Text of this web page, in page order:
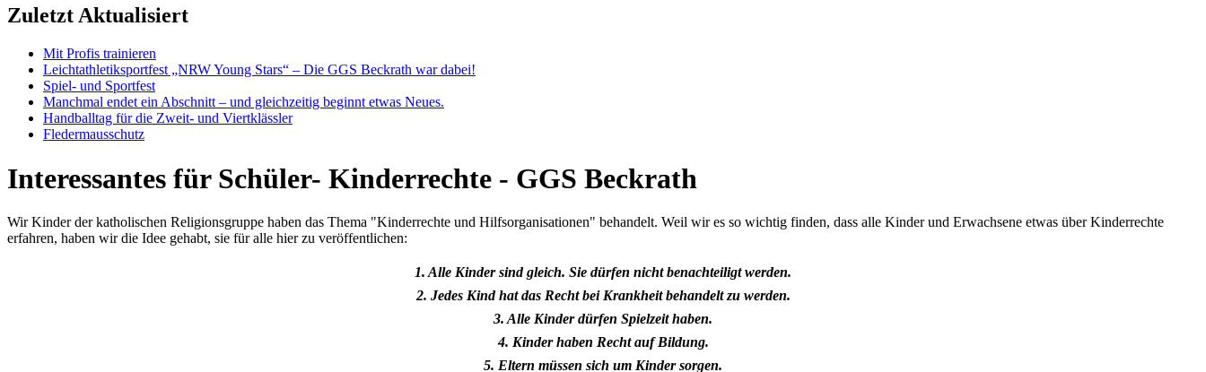
Zuletzt Aktualisiert
Mit Profis trainieren
Leichtathletiksportfest „NRW Young Stars“ – Die GGS Beckrath war dabei!
Spiel- und Sportfest
Manchmal endet ein Abschnitt – und gleichzeitig beginnt etwas Neues.
Handballtag für die Zweit- und Viertklässler
Fledermausschutz
Interessantes für Schüler- Kinderrechte - GGS Beckrath
Wir Kinder der katholischen Religionsgruppe haben das Thema "Kinderrechte und Hilfsorganisationen" behandelt. Weil wir es so wichtig finden, dass alle Kinder und Erwachsene etwas über Kinderrechte
erfahren, haben wir die Idee gehabt, sie für alle hier zu veröffentlichen:
1. Alle Kinder sind gleich. Sie dürfen nicht benachteiligt werden.
2. Jedes Kind hat das Recht bei Krankheit behandelt zu werden.
3. Alle Kinder dürfen Spielzeit haben.
4. Kinder haben Recht auf Bildung.
5. Eltern müssen sich um Kinder sorgen.